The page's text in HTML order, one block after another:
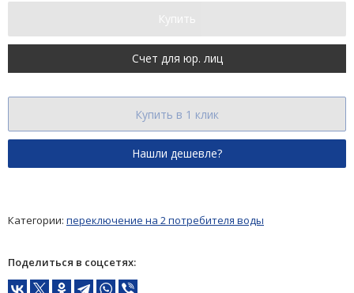
Купить
Счет для юр. лиц
Купить в 1 клик
Категории: переключение на 2 потребителя воды
Поделиться в соцсетях: